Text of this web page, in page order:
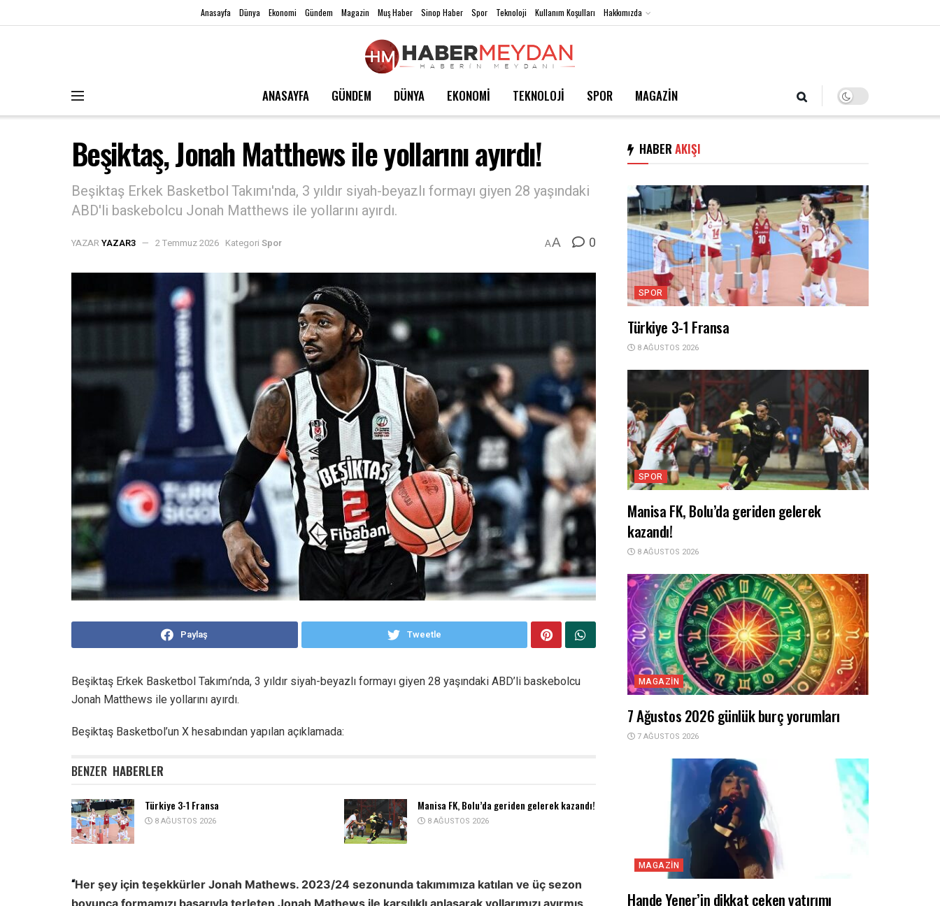
Anasayfa Dünya Ekonomi Gündem Magazin Muş Haber Sinop Haber Spor Teknoloji Kullanım Koşulları Hakkımızda
ANASAYFA GÜNDEM DÜNYA EKONOMİ TEKNOLOJİ SPOR MAGAZİN
Beşiktaş, Jonah Matthews ile yollarını ayırdı!
Beşiktaş Erkek Basketbol Takımı'nda, 3 yıldır siyah-beyazlı formayı giyen 28 yaşındaki
ABD'li baskebolcu Jonah Matthews ile yollarını ayırdı.
YAZAR YAZAR3 2 Temmuz 2026 Kategori Spor AA 0
Paylaş Tweetle
Beşiktaş Erkek Basketbol Takımı’nda, 3 yıldır siyah-beyazlı formayı giyen 28 yaşındaki ABD’li baskebolcu
Jonah Matthews ile yollarını ayırdı.
Beşiktaş Basketbol’un X hesabından yapılan açıklamada:
BENZER HABERLER
Türkiye 3-1 Fransa
8 AĞUSTOS 2026
Manisa FK, Bolu’da geriden gelerek kazandı!
8 AĞUSTOS 2026
“Her şey için teşekkürler Jonah Mathews. 2023/24 sezonunda takımımıza katılan ve üç sezon
HABER AKIŞI
SPOR
Türkiye 3-1 Fransa
8 AĞUSTOS 2026
SPOR
Manisa FK, Bolu’da geriden gelerek
kazandı!
8 AĞUSTOS 2026
MAGAZIN
7 Ağustos 2026 günlük burç yorumları
7 AĞUSTOS 2026
MAGAZIN
Hande Yener’in dikkat çeken yatırımı